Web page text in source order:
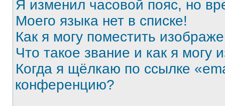
Я изменил часовой пояс, но
Моего языка нет в списке!
Как я могу поместить
Что такое звание и как я могу
Когда я щёлкаю по ссылке
конференцию?